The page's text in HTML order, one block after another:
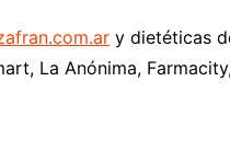
.com.ar y dietéticas
La Anónima,